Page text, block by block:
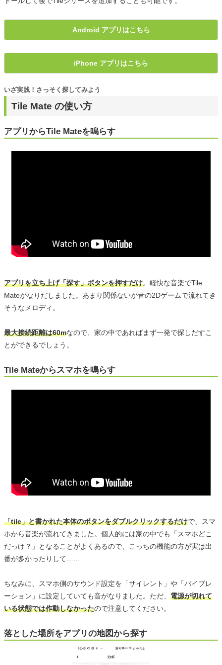
Android アプリはこちら
iPhone アプリはこちら
Tile Mate の使い方
いざ実践！さっそく探してみよう
アプリからTile Mateを鳴らす
アプリを立ち上げ「探す」ボタンを押すだけ。軽快な音楽でTile
Mateがなりだしました。あまり関係ないが昔の2Dゲームで流れてき
そうなメロディ。
最大接続距離は60mなので、家の中であればまず一発で探しだすこ
とができるでしょう。
Tile Mateからスマホを鳴らす
「tile」と書かれた本体のボタンをダブルクリックするだけで、スマ
ホから音楽が流れてきました。個人的には家の中でも「スマホどこ
だっけ？」となることがよくあるので、こっちの機能の方が実は出
番が多かったりして……
ちなみに、スマホ側のサウンド設定を「サイレント」や「バイブレ
ーション」に設定していても音がなりました。ただ、 電源が切れて
いる状態では作動しなかったので注意してください。
落とした場所をアプリの地図から探す